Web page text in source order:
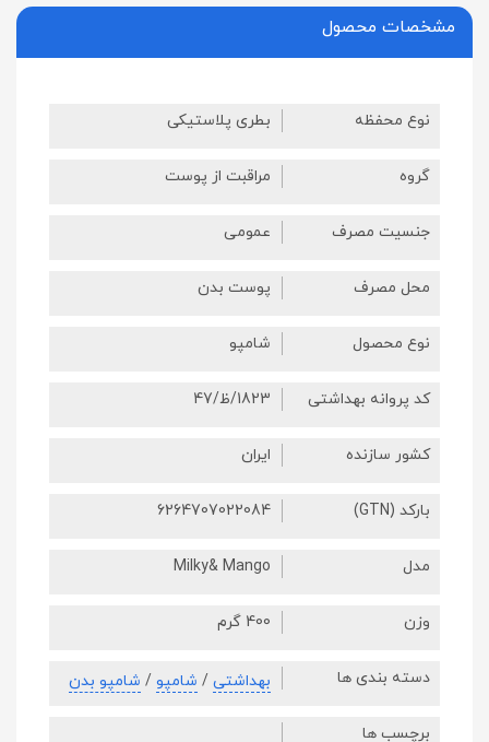
مشخصات محصول
نوع محفظه بطری پلاستیکی
گروه مراقبت از پوست
جنسیت مصرف عمومی
محل مصرف پوست بدن
نوع محصول شامپو
کد پروانه بهداشتی 1823/ظ/47
کشور سازنده ایران
بارکد (GTN) 6264707022084
مدل Milky& Mango
وزن 400 گرم
دسته بندی ها بهداشتی / شامپو / شامپو بدن
برچسب ها